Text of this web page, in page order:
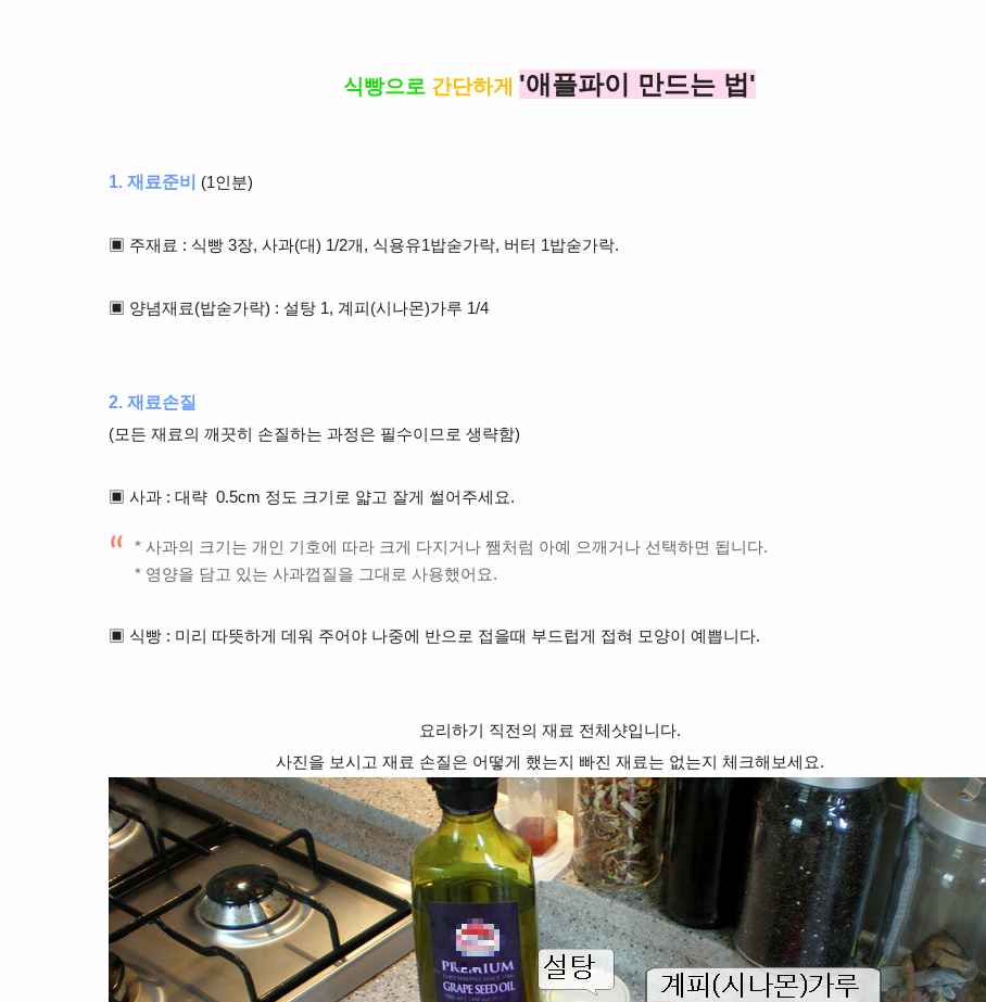
식빵으로 간단하게 '애플파이 만드는 법'
1. 재료준비 (1인분)
▣ 주재료 : 식빵 3장, 사과(대) 1/2개, 식용유1밥숟가락, 버터 1밥숟가락.
▣ 양념재료(밥숟가락) : 설탕 1, 계피(시나몬)가루 1/4
2. 재료손질
(모든 재료의 깨끗히 손질하는 과정은 필수이므로 생략함)
▣ 사과 : 대략 0.5cm 정도 크기로 얇고 잘게 썰어주세요.
* 사과의 크기는 개인 기호에 따라 크게 다지거나 쨈처럼 아예 으깨거나 선택하면 됩니다.
* 영양을 담고 있는 사과껍질을 그대로 사용했어요.
▣ 식빵 : 미리 따뜻하게 데워 주어야 나중에 반으로 접을때 부드럽게 접혀 모양이 예쁩니다.
요리하기 직전의 재료 전체샷입니다.
사진을 보시고 재료 손질은 어떻게 했는지 빠진 재료는 없는지 체크해보세요.